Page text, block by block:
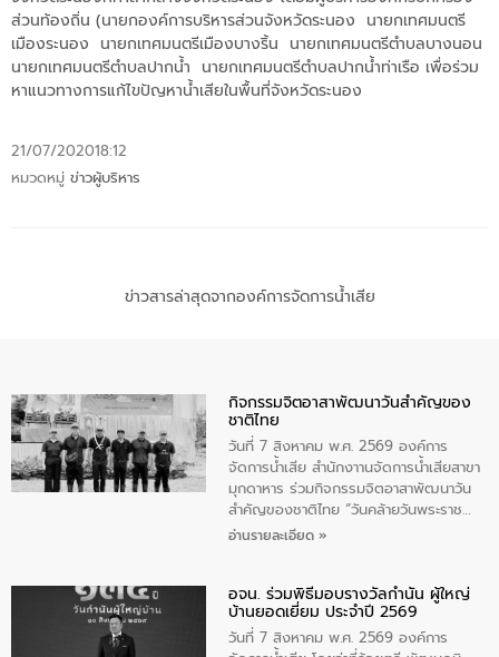
ส่วนท้องถิ่น (นายกองค์การบริหารส่วนจังหวัดระนอง นายกเทศมนตรี
เมืองระนอง นายกเทศมนตรีเมืองบางริ้น นายกเทศมนตรีตำบลบางนอน
นายกเทศมนตรีตำบลปากน้ำ นายกเทศมนตรีตำบลปากน้ำท่าเรือ เพื่อร่วม
หาแนวทางการแก้ไขปัญหาน้ำเสียในพื้นที่จังหวัดระนอง
21/07/202018:12
หมวดหมู่ ข่าวผู้บริหาร
ข่าวสารล่าสุดจากองค์การจัดการน้ำเสีย
กิจกรรมจิตอาสาพัฒนาวันสําคัญของ
ชาติไทย
วันที่ 7 สิงหาคม พ.ศ. 2569 องค์การ
จัดการน้ำเสีย สำนักงาานจัดการน้ำเสียสาขา
มุกดาหาร ร่วมกิจกรรมจิตอาสาพัฒนาวัน
สําคัญของชาติไทย “วันคล้ายวันพระราช
สมภพ สมเด็จพระนางเจ้าสิริกิติ์พระบรม
ทิพย์คำ รองผู้ว่าราชการจังหวัดมุกดาหาร
เป็นประธานในพิธี ณ เรือนจําชั่วคราวนาโสก
ตําบลนาโสก อําเภอเมืองมุกดาหาร จังหวัด
อ่านรายละเอียด »
อจน. ร่วมพิธีมอบรางวัลกำนัน ผู้ใหญ่
บ้านยอดเยี่ยม ประจำปี 2569
วันที่ 7 สิงหาคม พ.ศ. 2569 องค์การ